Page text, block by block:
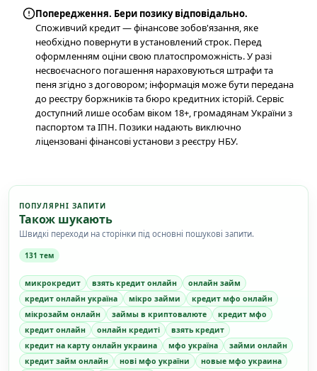
Попередження. Бери позику відповідально.
Споживчий кредит — фінансове зобов'язання, яке
необхідно повернути в установлений строк. Перед
оформленням оціни свою платоспроможність. У разі
несвоєчасного погашення нараховуються штрафи та
пеня згідно з договором; інформація може бути передана
до реєстру боржників та бюро кредитних історій. Сервіс
доступний лише особам віком 18+, громадянам України з
паспортом та ІПН. Позики надають виключно
ліцензовані фінансові установи з реєстру НБУ.
ПОПУЛЯРНІ ЗАПИТИ
Також шукають
Швидкі переходи на сторінки під основні пошукові запити.
131 тем
микрокредит взять кредит онлайн
онлайн займ
кредит онлайн україна
мікро займи
кредит мфо онлайн
мікрозайм онлайн
займы в криптовалюте
кредит мфо
кредит онлайн
онлайн кредиті
взять кредит
кредит на карту онлайн украина
мфо україна
займи онлайн
кредит займ онлайн
нові мфо україни
новые мфо украина